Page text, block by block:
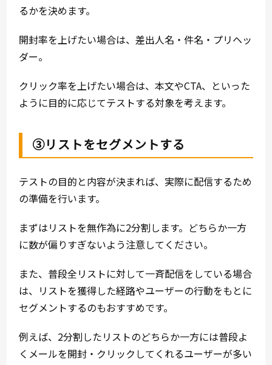
るかを決めます。
開封率を上げたい場合は、差出人名・件名・プリヘッ
ダー。
クリック率を上げたい場合は、本文やCTA、といった
ように目的に応じてテストする対象を考えます。
③リストをセグメントする
テストの目的と内容が決まれば、実際に配信するため
の準備を行います。
まずはリストを無作為に2分割します。どちらか一方
に数が偏りすぎないよう注意してください。
また、普段全リストに対して一斉配信をしている場合
は、リストを獲得した経路やユーザーの行動をもとに
セグメントするのもおすすめです。
例えば、2分割したリストのどちらか一方には普段よ
くメールを開封・クリックしてくれるユーザーが多い